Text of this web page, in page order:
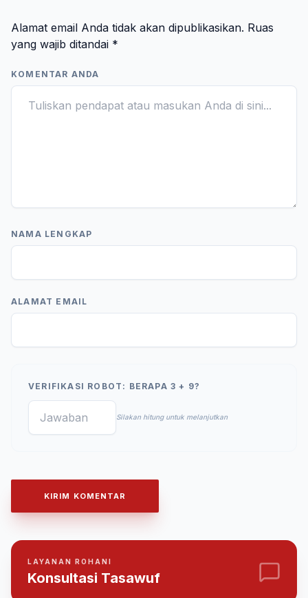
Alamat email Anda tidak akan dipublikasikan. Ruas
yang wajib ditandai *
KOMENTAR ANDA
NAMA LENGKAP
ALAMAT EMAIL
VERIFIKASI ROBOT: BERAPA 3 + 9?
Silakan hitung untuk melanjutkan
KIRIM KOMENTAR
LAYANAN ROHANI
Konsultasi Tasawuf